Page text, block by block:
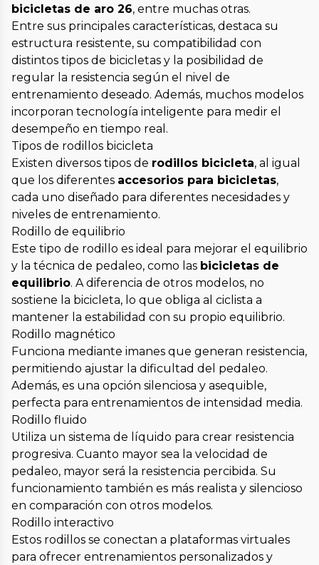
bicicletas de aro 26, entre muchas otras.
Entre sus principales características, destaca su
estructura resistente, su compatibilidad con
distintos tipos de bicicletas y la posibilidad de
regular la resistencia según el nivel de
entrenamiento deseado. Además, muchos modelos
incorporan tecnología inteligente para medir el
desempeño en tiempo real.
Tipos de rodillos bicicleta
Existen diversos tipos de rodillos bicicleta, al igual
que los diferentes accesorios para bicicletas,
cada uno diseñado para diferentes necesidades y
niveles de entrenamiento.
Rodillo de equilibrio
Este tipo de rodillo es ideal para mejorar el equilibrio
y la técnica de pedaleo, como las bicicletas de
equilibrio. A diferencia de otros modelos, no
sostiene la bicicleta, lo que obliga al ciclista a
mantener la estabilidad con su propio equilibrio.
Rodillo magnético
Funciona mediante imanes que generan resistencia,
permitiendo ajustar la dificultad del pedaleo.
Además, es una opción silenciosa y asequible,
perfecta para entrenamientos de intensidad media.
Rodillo fluido
Utiliza un sistema de líquido para crear resistencia
progresiva. Cuanto mayor sea la velocidad de
pedaleo, mayor será la resistencia percibida. Su
funcionamiento también es más realista y silencioso
en comparación con otros modelos.
Rodillo interactivo
Estos rodillos se conectan a plataformas virtuales
para ofrecer entrenamientos personalizados y